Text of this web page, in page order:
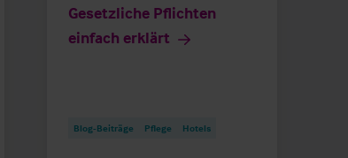
Gesetzliche Pflichten
einfach erklärt
Blog-Beiträge Pflege Hotels